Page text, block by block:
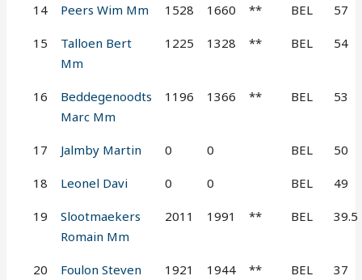
14 Peers Wim Mm 1528 1660 ** BEL 57
15
Talloen Bert
Mm
1225 1328 ** BEL 54
16
Beddegenoodts
Marc Mm
1196 1366 ** BEL 53
17 Jalmby Martin 0 0 BEL 50
18 Leonel Davi 0 0 BEL 49
19
Slootmaekers
Romain Mm
2011 1991 ** BEL 39.5
20
Foulon Steven
1921 1944 ** BEL 37